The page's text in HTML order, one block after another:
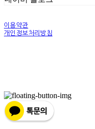
이용약관
개인정보처리방침